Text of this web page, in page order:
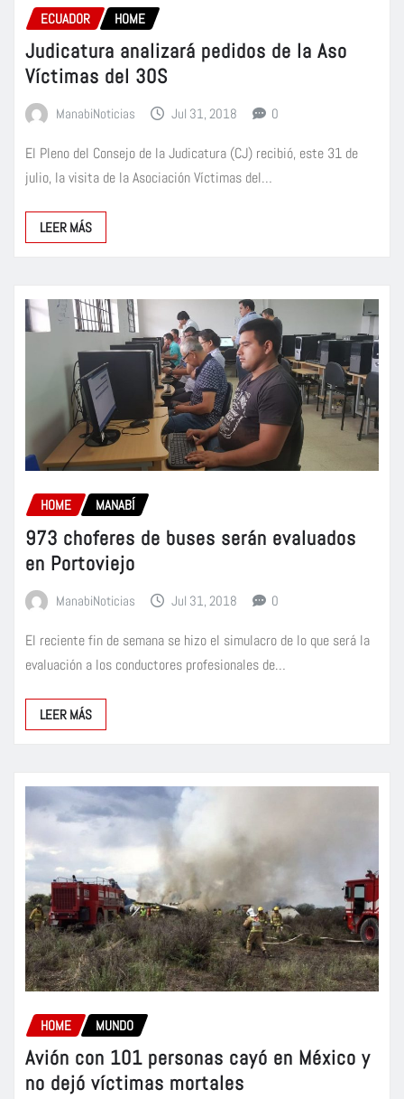
ECUADOR HOME
Judicatura analizará pedidos de la Aso
Víctimas del 30S
ManabiNoticias Jul 31, 2018 0
El Pleno del Consejo de la Judicatura (CJ) recibió, este 31 de
julio, la visita de la Asociación Víctimas del…
LEER MÁS
HOME MANABÍ
973 choferes de buses serán evaluados
en Portoviejo
ManabiNoticias Jul 31, 2018 0
El reciente fin de semana se hizo el simulacro de lo que será la
evaluación a los conductores profesionales de…
LEER MÁS
HOME MUNDO
Avión con 101 personas cayó en México y
no dejó víctimas mortales